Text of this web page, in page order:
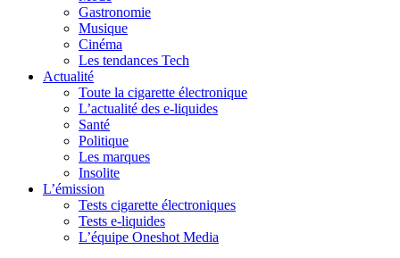
Gastronomie
Musique
Cinéma
Les tendances Tech
Actualité
Toute la cigarette électronique
L’actualité des e-liquides
Santé
Politique
Les marques
Insolite
L’émission
Tests cigarette électroniques
Tests e-liquides
L’équipe Oneshot Media